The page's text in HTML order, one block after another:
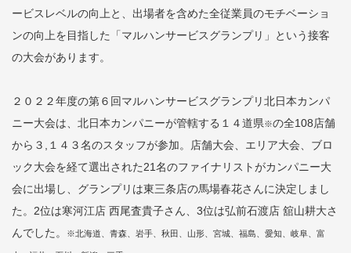
ービスレベルの向上と、出場者を含めた全従業員のモチベーショ
ンの向上を目指した「マルハンサービスグランプリ」という接客
の大会があります。
２０２２年度の第６回マルハンサービスグランプリ北日本カンパ
ニー大会は、北日本カンパニーが管轄する１４道県※の全108店舗
から３,１４３名のスタッフが参加。店舗大会、エリア大会、ブロ
ック大会を経て選出された21名のファイナリストがカンパニー大
会に出場し、グランプリは東三条店の馬場春花さんに決定しまし
た。2位は寒河江店 西尾査貴子さん、3位は弘前石渡店 舘山耕大さ
んでした。
※北海道、青森、岩手、秋田、山形、宮城、福島、愛知、岐阜、富